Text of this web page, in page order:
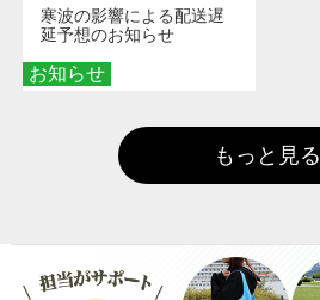
お知らせ
寒波の影響による配送遅
延予想のお知らせ
もっと見る